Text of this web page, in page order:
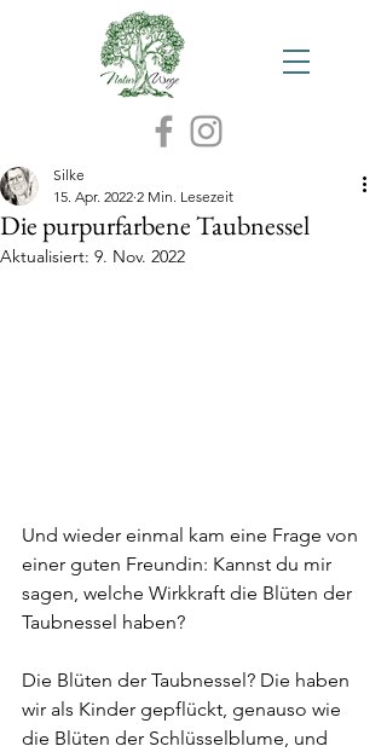
Die purpurfarbene Taubnessel
Silke
15. Apr. 2022 2 Min. Lesezeit
Aktualisiert: 9. Nov. 2022
Und wieder einmal kam eine Frage von
einer guten Freundin: Kannst du mir
sagen, welche Wirkkraft die Blüten der
Taubnessel haben?
Die Blüten der Taubnessel? Die haben
wir als Kinder gepflückt, genauso wie
die Blüten der Schlüsselblume, und